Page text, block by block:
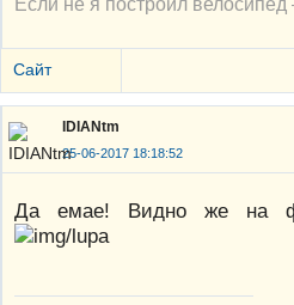
Сайт
IDIANtm
25-06-2017 18:18:52
Да емае! Видно же на